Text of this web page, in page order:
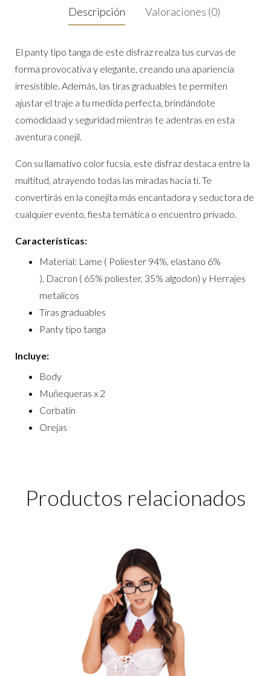
Descripción Valoraciones (0)
El panty tipo tanga de este disfraz realza tus curvas de
forma provocativa y elegante, creando una apariencia
irresistible. Además, las tiras graduables te permiten
ajustar el traje a tu medida perfecta, brindándote
comodidaad y seguridad mientras te adentras en esta
aventura conejil.
Con su llamativo color fucsia, este disfraz destaca entre la
multitud, atrayendo todas las miradas hacia ti. Te
convertirás en la conejita más encantadora y seductora de
cualquier evento, fiesta temática o encuentro privado.
Características:
Material: Lame ( Poliester 94%, elastano 6%
), Dacron ( 65% poliester, 35% algodon) y Herrajes
metalicos
Tiras graduables
Panty tipo tanga
Incluye:
Body
Muñequeras x 2
Corbatín
Orejas
Productos relacionados